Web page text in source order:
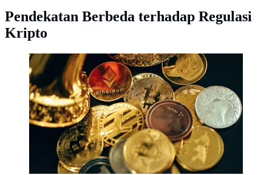
Pendekatan Berbeda terhadap Regulasi
Kripto